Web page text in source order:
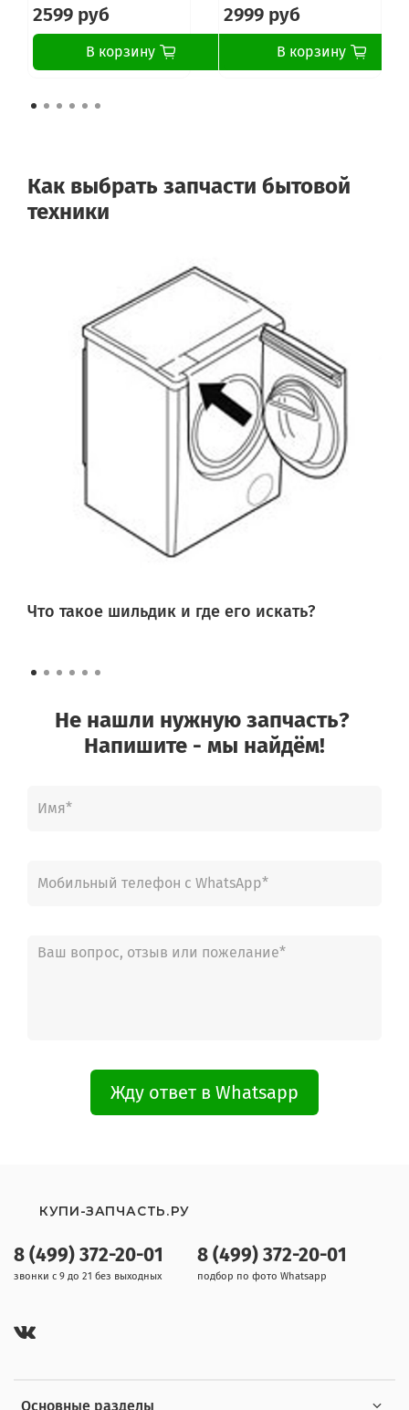
2599 руб
В корзину
2999 руб
В корзину
Как выбрать запчасти бытовой
техники
Что такое шильдик и где его искать?
Не нашли нужную запчасть?
Напишите - мы найдём!
Жду ответ в Whatsapp
Основные разделы
8 (499) 372-20-01
звонки с 9 до 21 без выходных
8 (499) 372-20-01
подбор по фото Whatsapp
КУПИ-ЗАПЧАСТЬ.РУ